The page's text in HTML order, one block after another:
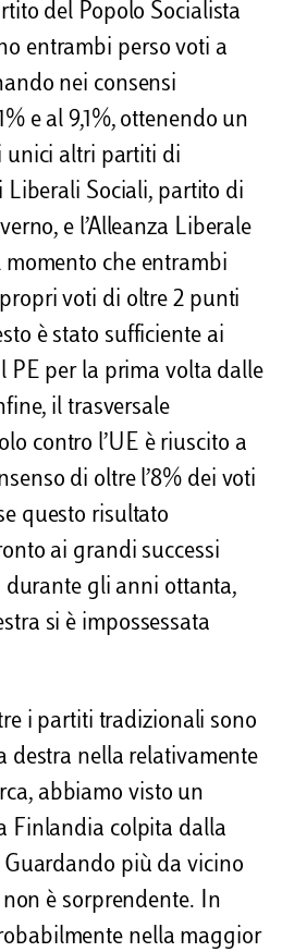
del Popolo Socialista
entrambi perso voti a
nei consensi
e al 9,1%, ottenendo un
unici altri partiti di
Liberali Sociali, partito di
e l’Alleanza Liberale
che entrambi
voti di oltre 2 punti
è stato sufficiente ai
PE per la prima volta dalle
il trasversale
contro l’UE è riuscito a
di oltre l’8% dei voti
questo risultato
ai grandi successi
durante gli anni ottanta,
si è impossessata
i partiti tradizionali sono
destra nella relativamente
abbiamo visto un
Finlandia colpita dalla
Guardando più da vicino
è sorprendente. In
nella maggior